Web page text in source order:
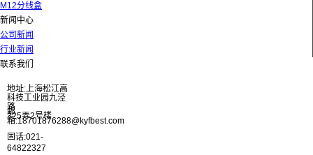
M12分线盒
新闻中心
公司新闻
行业新闻
联系我们
地址:上海松江高
科技工业园九泾
路
325弄2号楼
邮
箱:18701876288@kyfbest.com
固话:021-
64822327